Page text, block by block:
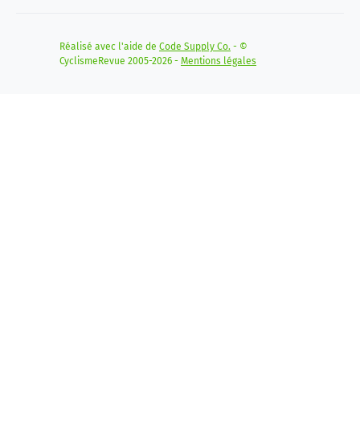
Réalisé avec l'aide de Code Supply Co. - ©
CyclismeRevue 2005-2026 - Mentions légales